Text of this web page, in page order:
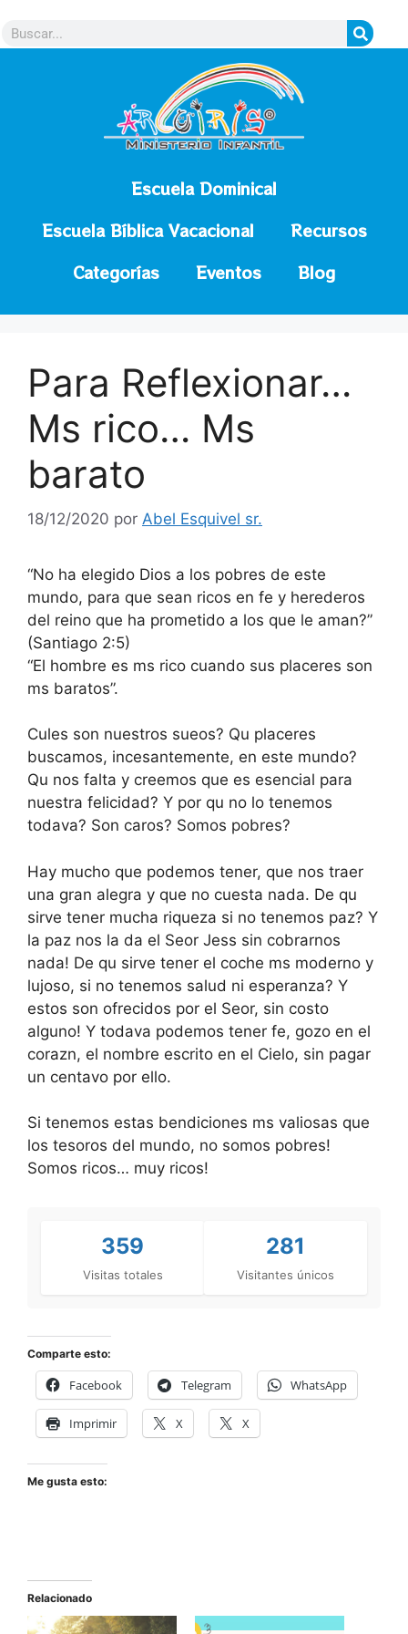
Escuela Dominical
Escuela Bíblica Vacacional
Recursos
Categorías
Eventos Blog
Para Reflexionar…
Ms rico… Ms
barato
18/12/2020 por Abel Esquivel sr.
“No ha elegido Dios a los pobres de este
mundo, para que sean ricos en fe y herederos
del reino que ha prometido a los que le aman?”
(Santiago 2:5)
“El hombre es ms rico cuando sus placeres son
ms baratos”.
Cules son nuestros sueos? Qu placeres
buscamos, incesantemente, en este mundo?
Qu nos falta y creemos que es esencial para
nuestra felicidad? Y por qu no lo tenemos
todava? Son caros? Somos pobres?
Hay mucho que podemos tener, que nos traer
una gran alegra y que no cuesta nada. De qu
sirve tener mucha riqueza si no tenemos paz? Y
la paz nos la da el Seor Jess sin cobrarnos
nada! De qu sirve tener el coche ms moderno y
lujoso, si no tenemos salud ni esperanza? Y
estos son ofrecidos por el Seor, sin costo
alguno! Y todava podemos tener fe, gozo en el
corazn, el nombre escrito en el Cielo, sin pagar
un centavo por ello.
Si tenemos estas bendiciones ms valiosas que
los tesoros del mundo, no somos pobres!
Somos ricos… muy ricos!
359
Visitas totales
281
Visitantes únicos
Comparte esto:
Facebook Telegram WhatsApp
Imprimir X X
Me gusta esto:
Relacionado